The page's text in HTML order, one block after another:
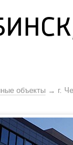
объекты г.